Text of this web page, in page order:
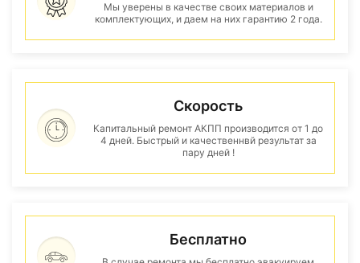
Мы уверены в качестве своих материалов и
комплектующих, и даем на них гарантию 2 года.
Скорость
Капитальный ремонт АКПП производится от 1 до
4 дней. Быстрый и качественнвй результат за
пару дней !
Бесплатно